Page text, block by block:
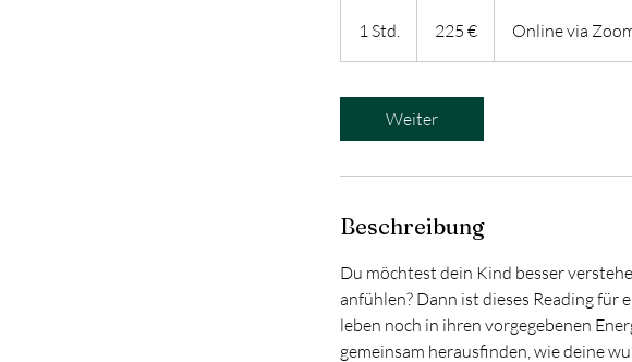
1 Std.
S
d
225 € Online via
Weiter
Beschreibung
Du möchtest dein Kind besser
anfühlen? Dann ist dieses Reading für
leben noch in ihren vorgegebenen
gemeinsam herausfinden, wie deine